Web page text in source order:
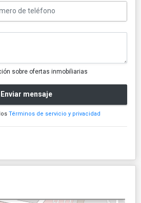
sobre ofertas inmobiliarias
Enviar mensaje
Términos de servicio y privacidad